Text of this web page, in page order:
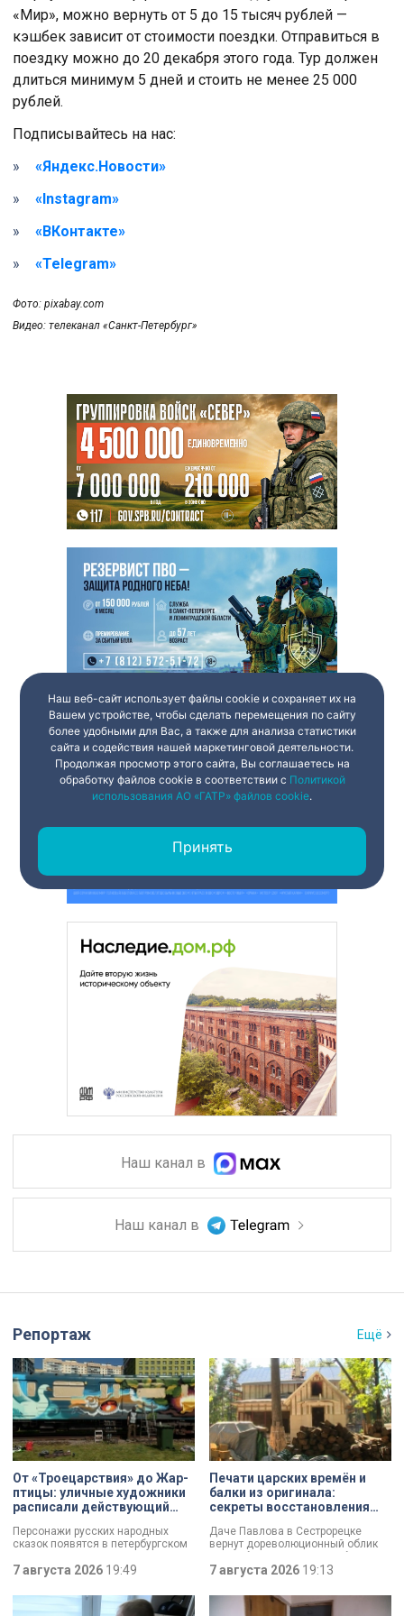
«Мир», можно вернуть от 5 до 15 тысяч рублей —
кэшбек зависит от стоимости поездки. Отправиться в
поездку можно до 20 декабря этого года. Тур должен
длиться минимум 5 дней и стоить не менее 25 000
рублей.
Подписывайтесь на нас:
«Яндекс.Новости»
«Instagram»
«ВКонтакте»
«Telegram»
Фото: pixabay.com
Видео: телеканал «Санкт-Петербург»
Наш канал в
Наш канал в
Репортаж Ещё
От «Троецарствия» до Жар-
птицы: уличные художники
расписали действующий
Персонажи русских народных
сказок появятся в петербургском
«Выборгское» завершился
масштабный съезд лучших
уличных художников страны — от
Краснодара до Владивостока.
7 августа 2026 19:49
Печати царских времён и
балки из оригинала:
секреты восстановления
Даче Павлова в Сестрорецке
вернут дореволюционный облик
по особой программе «Рубль за
метр». Это льготная арендная
ставка, которая действует для
инвестора сразу после того, как он
отреставрирует объект за свой
7 августа 2026 19:13
Наш веб-сайт использует файлы cookie и сохраняет их на
Вашем устройстве, чтобы сделать перемещения по сайту
более удобными для Вас, а также для анализа статистики
сайта и содействия нашей маркетинговой деятельности.
Продолжая просмотр этого сайта, Вы соглашаетесь на
обработку файлов cookie в соответствии с Политикой
использования АО «ГАТР» файлов cookie.
Принять